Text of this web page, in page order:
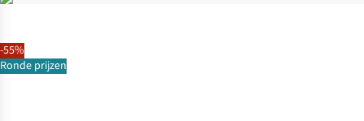
-55%
Ronde prijzen